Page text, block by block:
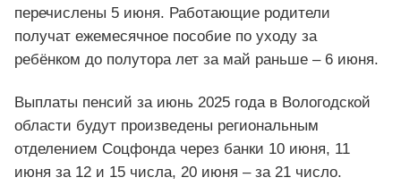
перечислены 5 июня. Работающие родители
получат ежемесячное пособие по уходу за
ребёнком до полутора лет за май раньше – 6 июня.
Выплаты пенсий за июнь 2025 года в Вологодской
области будут произведены региональным
отделением Соцфонда через банки 10 июня, 11
июня за 12 и 15 числа, 20 июня – за 21 число.